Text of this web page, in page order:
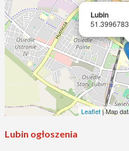
Lubin
Leaflet| Map
Lubin ogłoszenia